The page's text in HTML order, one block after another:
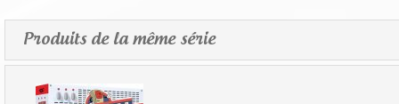
Produits de la même série